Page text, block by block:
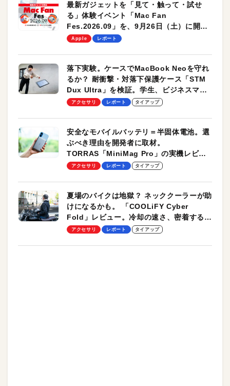
最新ガジェットを「見て・触って・試せ
る」体験イベント「Mac Fan
Fes.2026.09」を、9月26日（土）に開催
します！
Apple レポート
落下実験。ケースでMacBook Neoを守れ
るか？ 耐衝撃・対落下保護ケース「STM
Dux Ultra」を検証。学生、ビジネスマン
のモバイルユースに最適！
アクセサリ レポート タイアップ
安全なモバイルバッテリ＝半固体電池。選
ぶべき理由を開発者に取材。
TORRAS「MiniMag Pro」の実機レビュ
ーも
アクセサリ レポート タイアップ
夏場のバイクは地獄？ ネッククーラーが助
けになるかも。 「COOLiFY Cyber
Fold」レビュー。冷却の速さ、密着する冷
却プレート、シンプルな操作性がグッド！
アクセサリ レポート タイアップ